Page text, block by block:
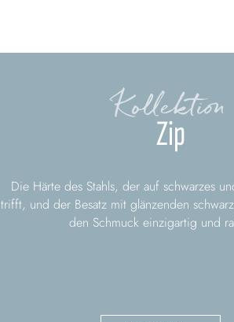
Zip
Kollektion
Die Härte des Stahls, der auf schwarzes
trifft, und der Besatz mit glänzenden
den Schmuck einzigartig und